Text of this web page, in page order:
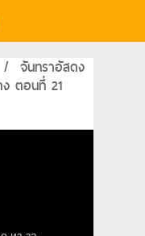
/ จันทราอัสดง
ง ตอนที่ 21